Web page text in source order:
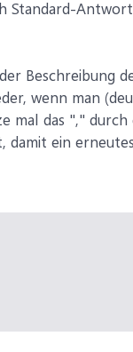
Beschreibung
wenn man
mal das ","
ein